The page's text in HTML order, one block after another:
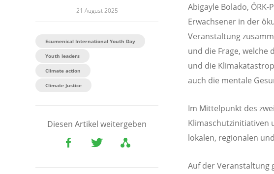
21 August 2025
Ecumenical International Youth Day
Youth leaders
Climate action
Climate Justice
Diesen Artikel weitergeben
Abigayle Bolado,
Erwachsener in der
Veranstaltung
und die Frage, welche
und die
auch die mentale
Im Mittelpunkt des
Klimaschutzinitiativen
lokalen, regionalen
Auf der Veranstaltung